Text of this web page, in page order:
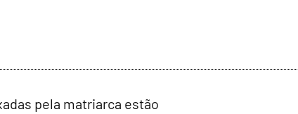
pela matriarca estão